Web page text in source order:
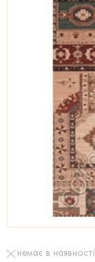
немає в наявності